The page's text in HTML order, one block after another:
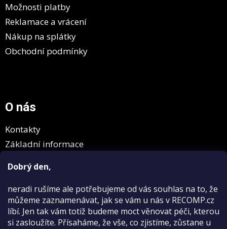
Dobrý den,
neradi rušíme ale potřebujeme od vás souhlas na to, že
můžeme zaznamenávat, jak se vám u nás v RECOMP.cz
líbí. Jen tak vám totiž budeme moct věnovat péči, kterou
si zasloužíte. Přísaháme, že vše, co zjistíme, zůstane u
Možnosti platby
Reklamace a vrácení
Nákup na splátky
Obchodní podmínky
O nás
Kontakty
Základní informace